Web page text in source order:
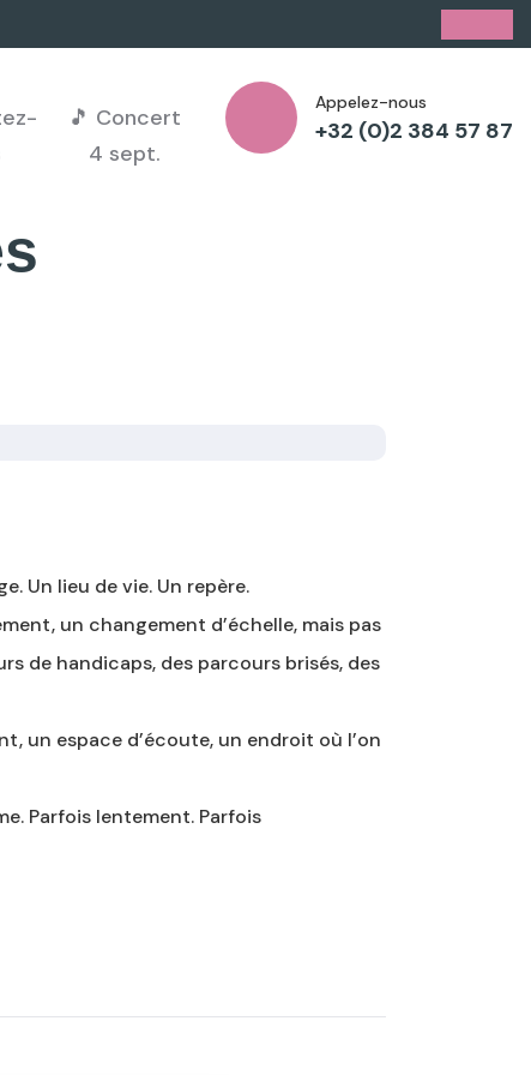
🎵 Concert
4 sept.
Appelez-nous
+32 (0)2 384 57 87
Un lieu de vie. Un repère.
un changement d’échelle, mais pas
de handicaps, des parcours brisés, des
un espace d’écoute, un endroit où l’on
Parfois lentement. Parfois